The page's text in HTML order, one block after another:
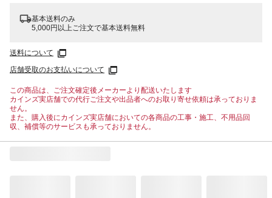
基本送料のみ
5,000円以上ご注文で基本送料無料
送料について
店舗受取のお支払いについて
この商品は、ご注文確定後メーカーより配送いたします
カインズ実店舗での代行ご注文や出品者へのお取り寄せ依頼は承っておりま
せん。
また、購入後にカインズ実店舗においての各商品の工事・施工、不用品回
収、補償等のサービスも承っておりません。